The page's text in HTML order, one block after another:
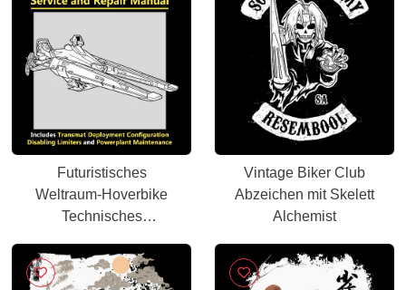
Futuristisches
Weltraum-Hoverbike
Technisches
Vintage Biker Club
Abzeichen mit Skelett
Alchemist